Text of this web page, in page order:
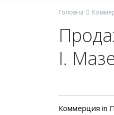
Головна
І.
Коммерция in